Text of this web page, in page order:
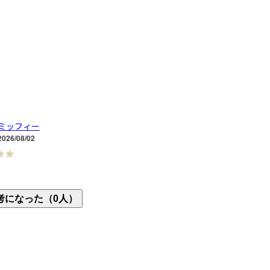
ッフィー
08/02
ってるのがいいですね。
であっさりしてました。
になった（0人）